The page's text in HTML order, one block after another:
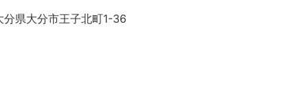
分県大分市王子北町1-36